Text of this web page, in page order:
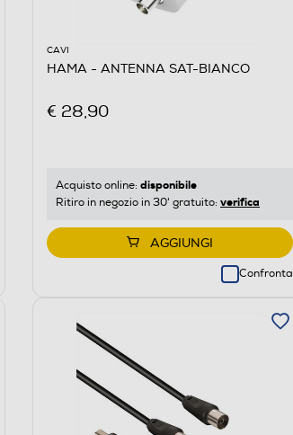
CAVI
HAMA - ANTENNA SAT-BIANCO
€ 28,90
Acquisto online: disponibile
Ritiro in negozio in 30' gratuito: verifica
AGGIUNGI
Confronta